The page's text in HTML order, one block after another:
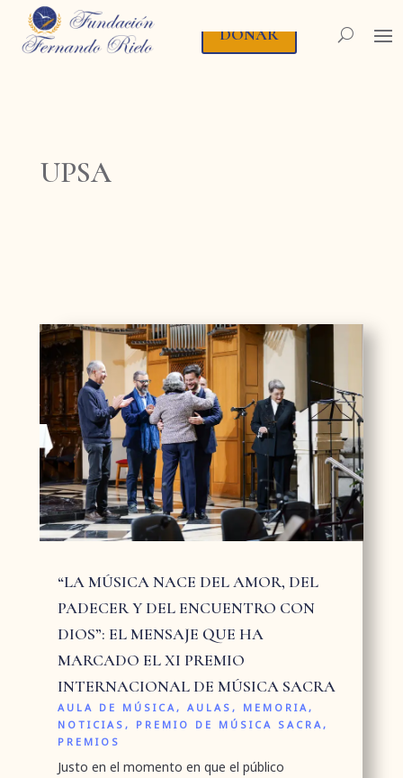
DONAR
UPSA
“LA MÚSICA NACE DEL AMOR, DEL
PADECER Y DEL ENCUENTRO CON
DIOS”: EL MENSAJE QUE HA
MARCADO EL XI PREMIO
INTERNACIONAL DE MÚSICA SACRA
AULA DE MÚSICA, AULAS, MEMORIA,
NOTICIAS, PREMIO DE MÚSICA SACRA,
PREMIOS
Justo en el momento en que el público